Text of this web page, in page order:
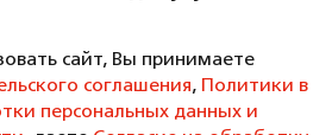
сайт, Вы принимаете
соглашения, Политики в
персональных данных и